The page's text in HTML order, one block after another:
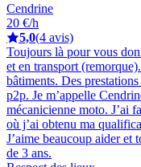
Cendrine
20 €/h
5,0(4 avis)
Toujours là pour vous
et en transport
bâtiments. Des
p2p. Je m’appelle
mécanicienne moto. J’ai
où j’ai obtenu ma
J’aime beaucoup aider et
de 3 ans.